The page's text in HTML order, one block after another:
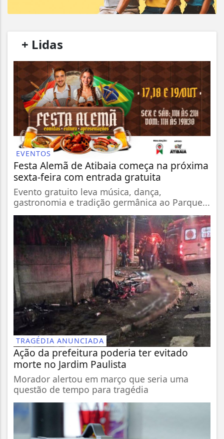
+ Lidas
EVENTOS
Festa Alemã de Atibaia começa na próxima
sexta-feira com entrada gratuita
Evento gratuito leva música, dança,
gastronomia e tradição germânica ao Parque...
TRAGÉDIA ANUNCIADA
Ação da prefeitura poderia ter evitado
morte no Jardim Paulista
Morador alertou em março que seria uma
questão de tempo para tragédia